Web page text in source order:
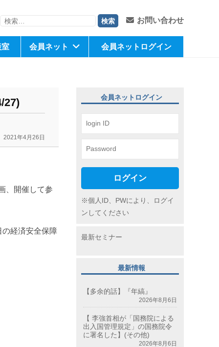
検
お問い合わせ
会員ネット 会員ネットログイン
27)
2021年4月26日
、開催して参
の経済安全保障
会員ネットログイン
ログイン
※個人ID、PWにより、ログイ
ンしてください
最新セミナー
最新情報
【多余的話】『年縞』
2026年8月6日
【 李強首相が「国務院による
出入国管理規定」の国務院令
に署名した】(その他)
2026年8月6日